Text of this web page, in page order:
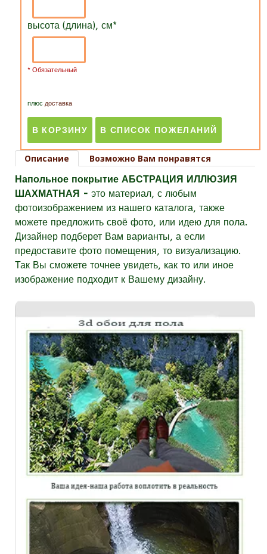
высота (длина), см*
* Обязательный
плюс доставка
Описание
Возможно Вам понравятся
Напольное покрытие АБСТРАЦИЯ ИЛЛЮЗИЯ
ШАХМАТНАЯ - это материал, с любым
фотоизображением из нашего каталога, также
можете предложить своё фото, или идею для пола.
Дизайнер подберет Вам варианты, а если
предоставите фото помещения, то визуализацию.
Так Вы сможете точнее увидеть, как то или иное
изображение подходит к Вашему дизайну.